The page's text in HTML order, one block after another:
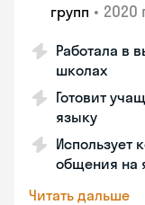
групп • 2020
Работала в
школах
Готовит
языку
Использует
общения на
Читать дальше